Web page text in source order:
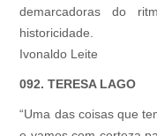
demarcadoras do
historicidade.
Ivonaldo Leite
092. TERESA LAGO
“Uma das coisas que